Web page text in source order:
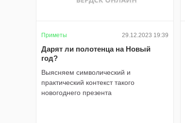
Приметы 29.12.2023 19:39
Дарят ли полотенца на Новый
год?
Выясняем символический и
практический контекст такого
новогоднего презента